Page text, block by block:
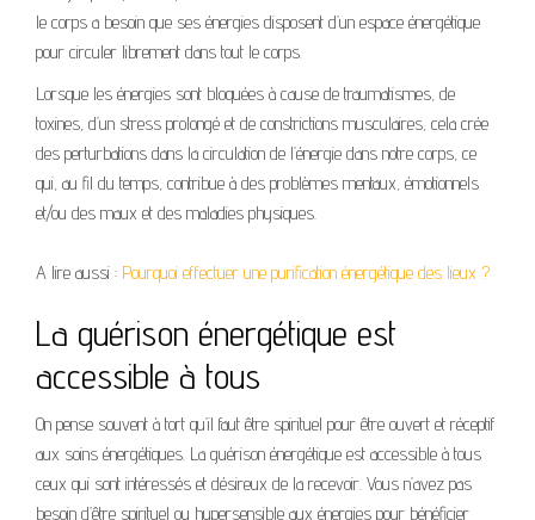
le corps a besoin que ses énergies disposent d’un espace énergétique
pour circuler librement dans tout le corps.
Lorsque les énergies sont bloquées à cause de traumatismes, de
toxines, d’un stress prolongé et de constrictions musculaires, cela crée
des perturbations dans la circulation de l’énergie dans notre corps, ce
qui, au fil du temps, contribue à des problèmes mentaux, émotionnels
et/ou des maux et des maladies physiques.
A lire aussi : Pourquoi effectuer une purification énergétique des lieux ?
La guérison énergétique est
accessible à tous
On pense souvent à tort qu’il faut être spirituel pour être ouvert et réceptif
aux soins énergétiques. La guérison énergétique est accessible à tous
ceux qui sont intéressés et désireux de la recevoir. Vous n’avez pas
besoin d’être spirituel ou hypersensible aux énergies pour bénéficier